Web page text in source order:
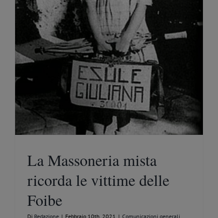
La Massoneria mista
ricorda le vittime delle
Foibe
Di Redazione | Febbraio 10th, 2021 | Comunicazioni generali